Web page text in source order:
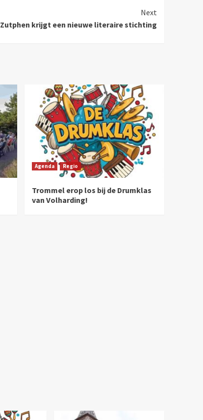
Next
Zutphen krijgt een nieuwe literaire stichting
Agenda Regio
Trommel erop los bij de Drumklas
van Volharding!